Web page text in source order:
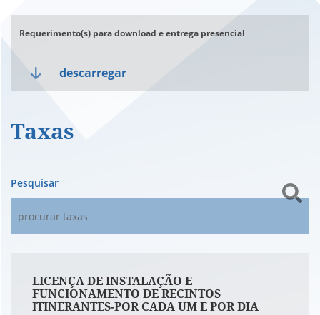
Requerimento(s) para download e entrega presencial
descarregar
Taxas
Pesquisar
LICENÇA DE INSTALAÇÃO E
FUNCIONAMENTO DE RECINTOS
ITINERANTES-POR CADA UM E POR DIA